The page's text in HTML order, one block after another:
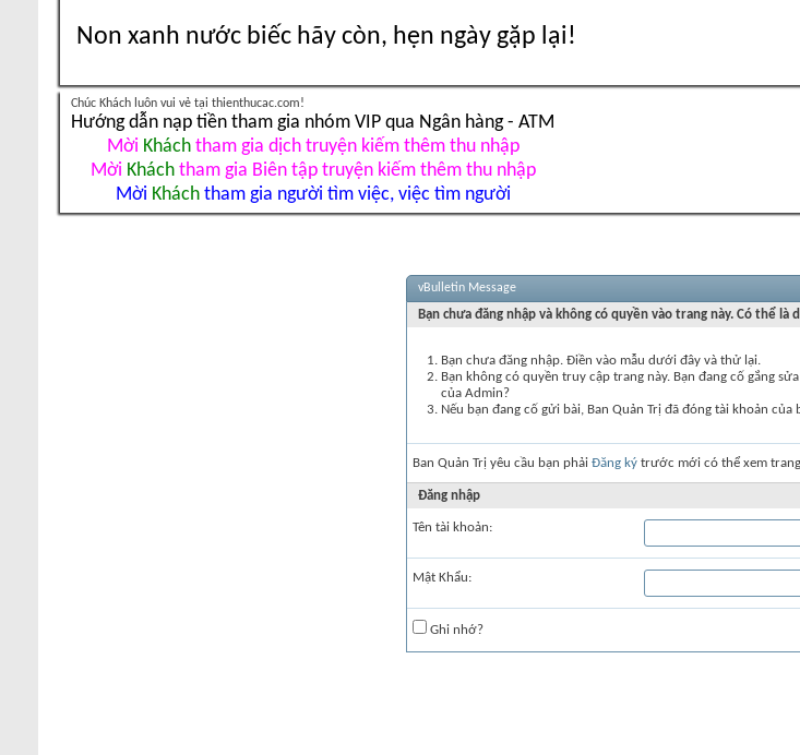
Non xanh nước biếc hãy còn, hẹn ngày gặp lại!
Chúc Khách luôn vui vẻ tại thienthucac.com!
Hướng dẫn nạp tiền tham gia nhóm VIP qua Ngân hàng - ATM
Mời Kháchtham gia dịch truyện kiếm thêm thu nhập
Mời Kháchtham gia Biên tập truyện kiếm thêm thu nhập
Mời Kháchtham gia người tìm việc, việc tìm người
vBulletin Message
Bạn chưa đăng nhập và không có quyền vào trang này. Có thể là
Bạn chưa đăng nhập. Điền vào mẫu dưới đây và thử lại.
Bạn không có quyền truy cập trang này. Bạn đang cố gắng
của Admin?
Nếu bạn đang cố gửi bài, Ban Quản Trị đã đóng tài khoản
Ban Quản Trị yêu cầu bạn phải Đăng ký trước mới có thể xem
Đăng nhập
Tên tài khoản:
Mật Khẩu:
Ghi nhớ?